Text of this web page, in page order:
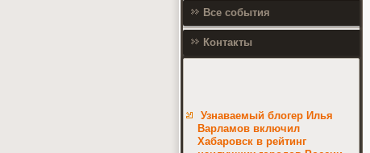
Все события
Контакты
Узнаваемый блогер Илья
Варламов включил
Хабаровск в рейтинг